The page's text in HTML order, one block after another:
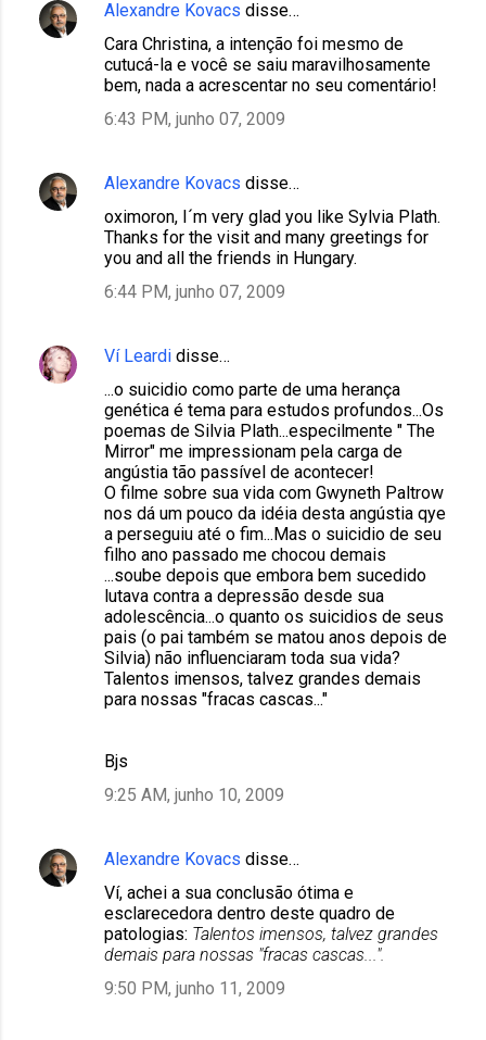
Alexandre Kovacs disse…
Cara Christina, a intenção foi mesmo de
cutucá-la e você se saiu maravilhosamente
bem, nada a acrescentar no seu comentário!
6:43 PM, junho 07, 2009
Alexandre Kovacs disse…
oximoron, I´m very glad you like Sylvia Plath.
Thanks for the visit and many greetings for
you and all the friends in Hungary.
6:44 PM, junho 07, 2009
Ví Leardi disse…
...o suicidio como parte de uma herança
genética é tema para estudos profundos...Os
poemas de Silvia Plath...especilmente " The
Mirror" me impressionam pela carga de
angústia tão passível de acontecer!
O filme sobre sua vida com Gwyneth Paltrow
nos dá um pouco da idéia desta angústia qye
a perseguiu até o fim...Mas o suicidio de seu
filho ano passado me chocou demais
...soube depois que embora bem sucedido
lutava contra a depressão desde sua
adolescência...o quanto os suicidios de seus
pais (o pai também se matou anos depois de
Silvia) não influenciaram toda sua vida?
Talentos imensos, talvez grandes demais
para nossas "fracas cascas..."
Bjs
9:25 AM, junho 10, 2009
Alexandre Kovacs disse…
Ví, achei a sua conclusão ótima e
esclarecedora dentro deste quadro de
patologias: Talentos imensos, talvez grandes
demais para nossas "fracas cascas...".
9:50 PM, junho 11, 2009